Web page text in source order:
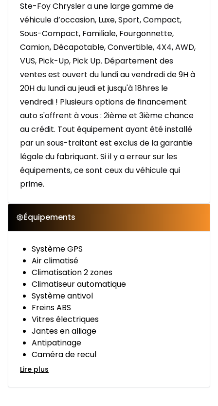
Ste-Foy Chrysler a une large gamme de
véhicule d’occasion, Luxe, Sport, Compact,
Sous-Compact, Familiale, Fourgonnette,
Camion, Décapotable, Convertible, 4X4, AWD,
VUS, Pick-Up, Pick Up. Département des
ventes est ouvert du lundi au vendredi de 9H à
20H du lundi au jeudi et jusqu'à 18hres le
vendredi ! Plusieurs options de financement
auto s'offrent à vous : 2ième et 3ième chance
au crédit. Tout équipement ayant été installé
par un sous-traitant est exclus de la garantie
légale du fabriquant. Si il y a erreur sur les
équipements, ce sont ceux du véhicule qui
prime.
Équipements
Système GPS
Air climatisé
Climatisation 2 zones
Climatiseur automatique
Système antivol
Freins ABS
Vitres électriques
Jantes en alliage
Antipatinage
Caméra de recul
Lire plus